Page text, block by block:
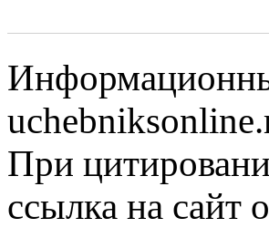
При
ссылка на сайт